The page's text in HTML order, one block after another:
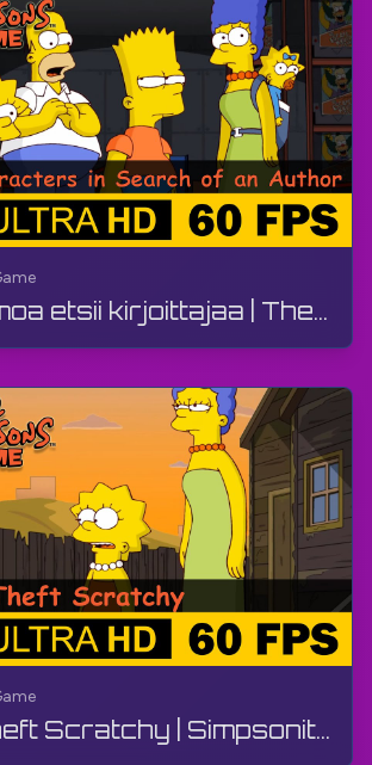
Viisi hahmoa etsii kirjoittajaa | The Simpsons -peli | Opas, ilman kommentteja, PS3
Grand Theft Scratchy | Simpsonit-peli | Peliohje, ilman kommentteja, PS3